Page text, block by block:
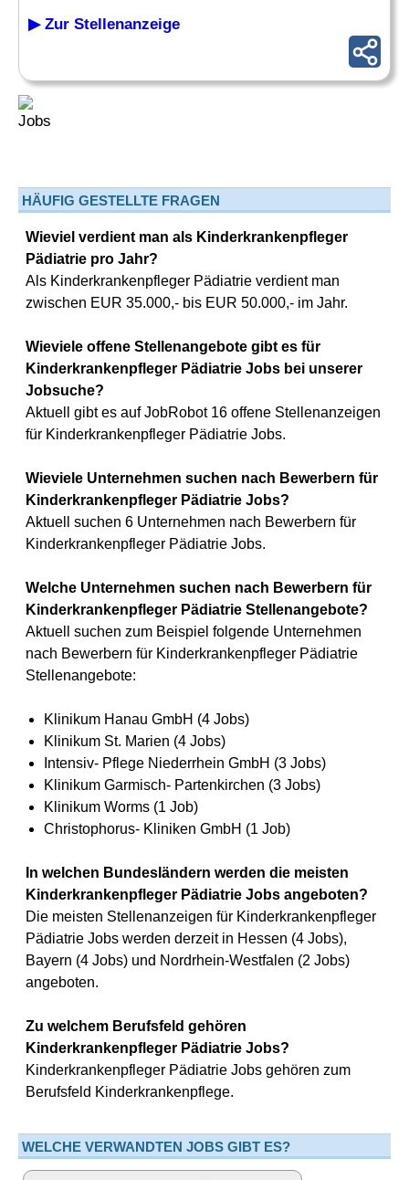
▶ Zur Stellenanzeige
HÄUFIG GESTELLTE FRAGEN
Wieviel verdient man als Kinderkrankenpfleger
Pädiatrie pro Jahr?
Als Kinderkrankenpfleger Pädiatrie verdient man
zwischen EUR 35.000,- bis EUR 50.000,- im Jahr.
Wieviele offene Stellenangebote gibt es für
Kinderkrankenpfleger Pädiatrie Jobs bei unserer
Jobsuche?
Aktuell gibt es auf JobRobot 16 offene Stellenanzeigen
für Kinderkrankenpfleger Pädiatrie Jobs.
Wieviele Unternehmen suchen nach Bewerbern für
Kinderkrankenpfleger Pädiatrie Jobs?
Aktuell suchen 6 Unternehmen nach Bewerbern für
Kinderkrankenpfleger Pädiatrie Jobs.
Welche Unternehmen suchen nach Bewerbern für
Kinderkrankenpfleger Pädiatrie Stellenangebote?
Aktuell suchen zum Beispiel folgende Unternehmen
nach Bewerbern für Kinderkrankenpfleger Pädiatrie
Stellenangebote:
Klinikum Hanau GmbH (4 Jobs)
Klinikum St. Marien (4 Jobs)
Intensiv- Pflege Niederrhein GmbH (3 Jobs)
Klinikum Garmisch- Partenkirchen (3 Jobs)
Klinikum Worms (1 Job)
Christophorus- Kliniken GmbH (1 Job)
In welchen Bundesländern werden die meisten
Kinderkrankenpfleger Pädiatrie Jobs angeboten?
Die meisten Stellenanzeigen für Kinderkrankenpfleger
Pädiatrie Jobs werden derzeit in Hessen (4 Jobs),
Bayern (4 Jobs) und Nordrhein-Westfalen (2 Jobs)
angeboten.
Zu welchem Berufsfeld gehören
Kinderkrankenpfleger Pädiatrie Jobs?
Kinderkrankenpfleger Pädiatrie Jobs gehören zum
Berufsfeld Kinderkrankenpflege.
WELCHE VERWANDTEN JOBS GIBT ES?